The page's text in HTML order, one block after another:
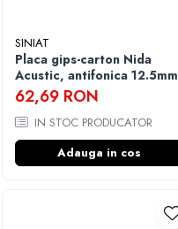
SINIAT
Placa gips-carton Nida
Acustic, antifonica 12.5mm
62,69 RON
IN STOC PRODUCATOR
Adauga in cos